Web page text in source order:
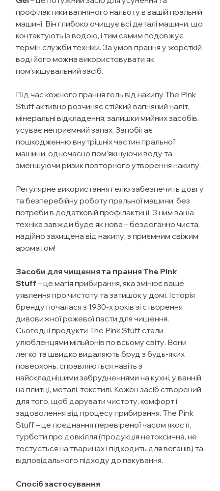
профілактики вапняного нальоту в вашій пральній
машині. Він глибоко очищує всі деталі машини, що
контактують із водою, і тим самим подовжує
термін служби техніки. За умов прання у жорсткій
воді його можна використовувати як
пом’якшувальний засіб.
Під час кожного прання гель від накипу The Pink
Stuff активно розчиняє стійкий вапняний наліт,
мінеральні відкладення, залишки мийних засобів,
усуває неприємний запах. Запобігає
пошкодженню внутрішніх частин пральної
машини, одночасно пом’якшуючи воду та
зменшуючи ризик повторного утворення накипу.
Регулярне використання гелю забезпечить довгу
та безперебійну роботу пральної машини, без
потреби в додатковій профілактиці. З ним ваша
техніка завжди буде як нова – бездоганно чиста,
надійно захищена від накипу, з приємним свіжим
ароматом!
Засоби для чищення та прання The Pink
Stuff – це магія прибирання, яка змінює ваше
уявлення про чистоту та затишок у домі. Історія
бренду почалася з 1930-х років зі створення
дивовижної рожевої пасти для чищення.
Сьогодні продукти The Pink Stuff стали
улюбленцями мільйонів по всьому світу. Вони
легко та швидко видаляють бруд з будь-яких
поверхонь, справляються навіть з
найскладнішими забрудненнями на кухні, у ванній,
на плитці, металі, текстилі. Кожен засіб створений
для того, щоб дарувати чистоту, комфорт і
задоволення від процесу прибирання. The Pink
Stuff – це поєднання перевіреної часом якості,
турботи про довкілля (продукція нетоксична, не
тестується на тваринах і підходить для веганів) та
відповідального підходу до пакування.
Спосіб застосування